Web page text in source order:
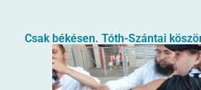
Csak békésen. Tóth-Szántai